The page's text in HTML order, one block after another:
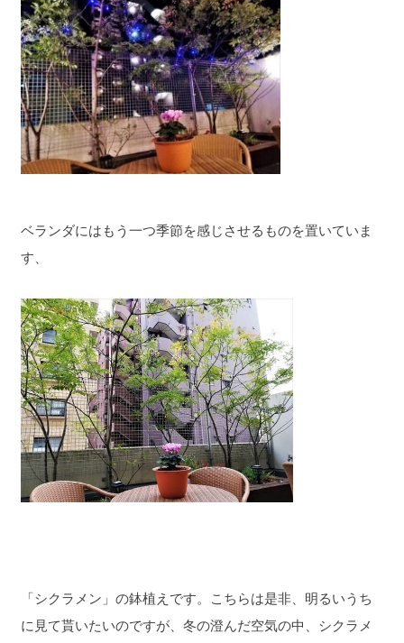
ベランダにはもう一つ季節を感じさせるものを置いていま
す、
「シクラメン」の鉢植えです。こちらは是非、明るいうち
に見て貰いたいのですが、冬の澄んだ空気の中、シクラメ